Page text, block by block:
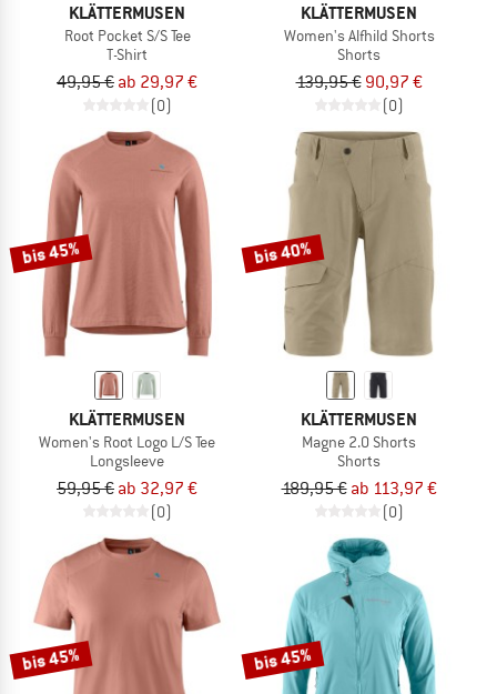
KLÄTTERMUSEN
Root Pocket S/S Tee
T-Shirt
49,95 € ab 29,97 €
(0)
KLÄTTERMUSEN
Women's Alfhild Shorts
Shorts
139,95 € 90,97 €
(0)
bis 45%
KLÄTTERMUSEN
Women's Root Logo L/S Tee
Longsleeve
59,95 € ab 32,97 €
(0)
bis 40%
KLÄTTERMUSEN
Magne 2.0 Shorts
Shorts
189,95 € ab 113,97 €
(0)
bis 45% bis 45%